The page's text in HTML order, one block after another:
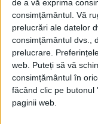
de a vă exprima
consimțământul. Vă
prelucrări ale datelor
consimțământul dvs.,
prelucrare.
web. Puteți să vă
consimțământul în
făcând clic pe butonul
paginii web.
din